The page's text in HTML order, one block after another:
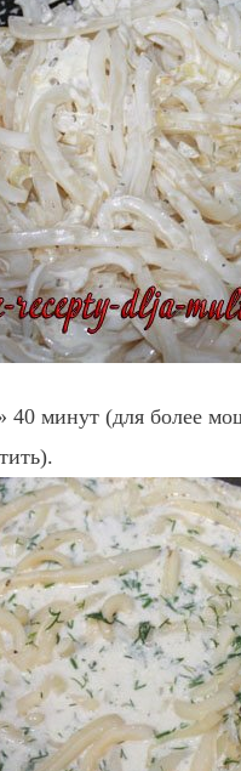
40 минут (для более